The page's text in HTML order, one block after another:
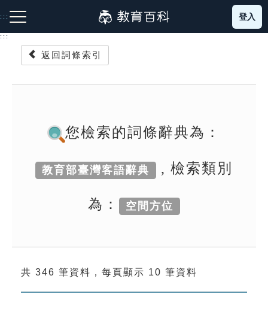
到
主
:::
成語故事
索引選單
登入
:::
返回詞條索引
您檢索的詞條辭典為：
教育部臺灣客語辭典 , 檢索類別
為： 空間方位
共 346 筆資料，每頁顯示 10 筆資料